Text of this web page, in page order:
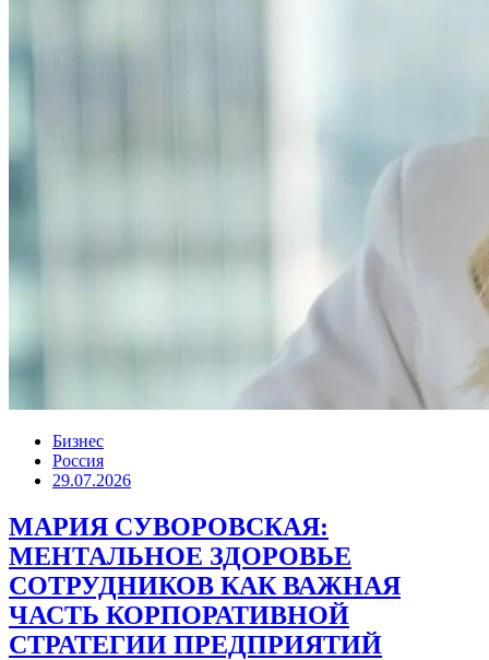
Бизнес
Россия
29.07.2026
МАРИЯ СУВОРОВСКАЯ:
МЕНТАЛЬНОЕ ЗДОРОВЬЕ
СОТРУДНИКОВ КАК ВАЖНАЯ
ЧАСТЬ КОРПОРАТИВНОЙ
СТРАТЕГИИ ПРЕДПРИЯТИЙ